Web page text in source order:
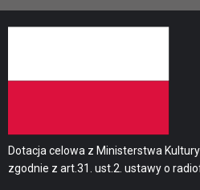
Dotacja celowa z Ministerstwa
zgodnie z art.31. ust.2. ustawy o